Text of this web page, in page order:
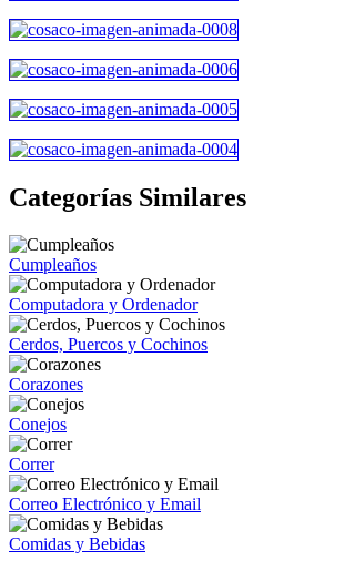
Categorías Similares
Cumpleaños
Computadora y Ordenador
Cerdos, Puercos y Cochinos
Corazones
Conejos
Correr
Correo Electrónico y Email
Comidas y Bebidas